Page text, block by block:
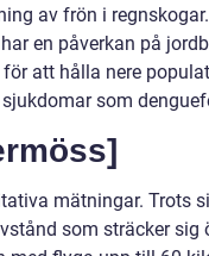
av frön i
en påverkan på
att hålla nere
som
mätningar. Trots
som sträcker sig